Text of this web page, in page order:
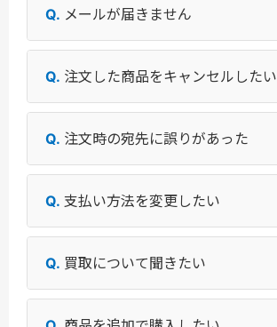
メールが届きません
注文した商品をキャンセルしたい
注文時の宛先に誤りがあった
支払い方法を変更したい
買取について聞きたい